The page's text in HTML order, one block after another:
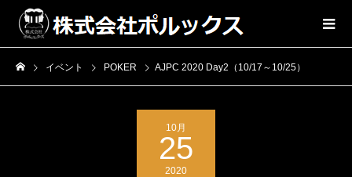
イベント POKER AJPC 2020 Day2（10/17～10/25）
10月
25
2020